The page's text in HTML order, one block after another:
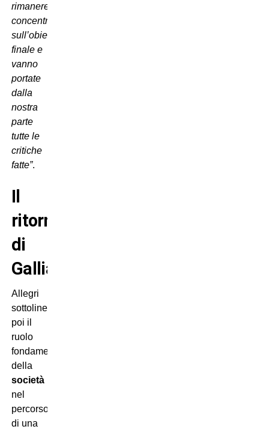
rimanere
concentrati
sull’obiettivo
finale e
vanno
portate
dalla
nostra
parte
tutte le
critiche
fatte”.
Il
ritorno
di
Galliani
Allegri
sottolinea
poi il
ruolo
fondamentale
della
società
nel
percorso
di una